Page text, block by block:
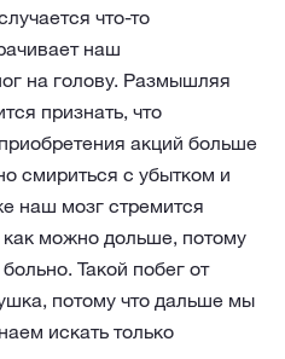
что-то
наш
на голову. Размышляя
признать, что
акций больше
смириться с убытком и
наш мозг стремится
можно дольше, потому
Такой побег от
потому что дальше мы
искать только